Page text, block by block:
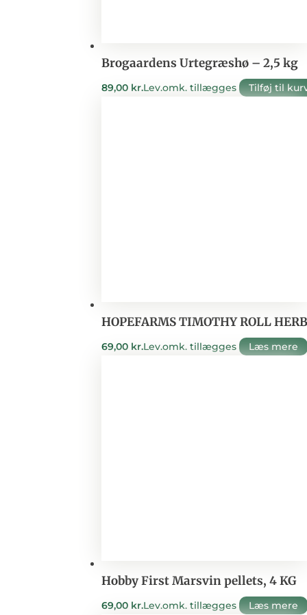
Brogaardens Urtegræshø – 2,5 kg
89,00 kr.Lev.omk. tillægges Tilføj til
HOPEFARMS TIMOTHY ROLL
69,00 kr.Lev.omk. tillægges Læs mere
Hobby First Marsvin pellets, 4 KG
69,00 kr.Lev.omk. tillægges Læs mere